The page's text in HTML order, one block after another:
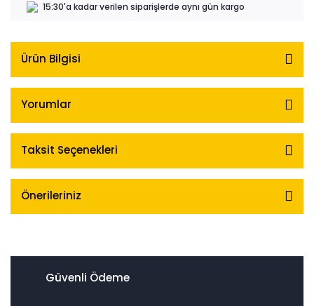
15:30'a kadar verilen siparişlerde aynı gün kargo
Ürün Bilgisi
Yorumlar
Taksit Seçenekleri
Önerileriniz
Güvenli Ödeme